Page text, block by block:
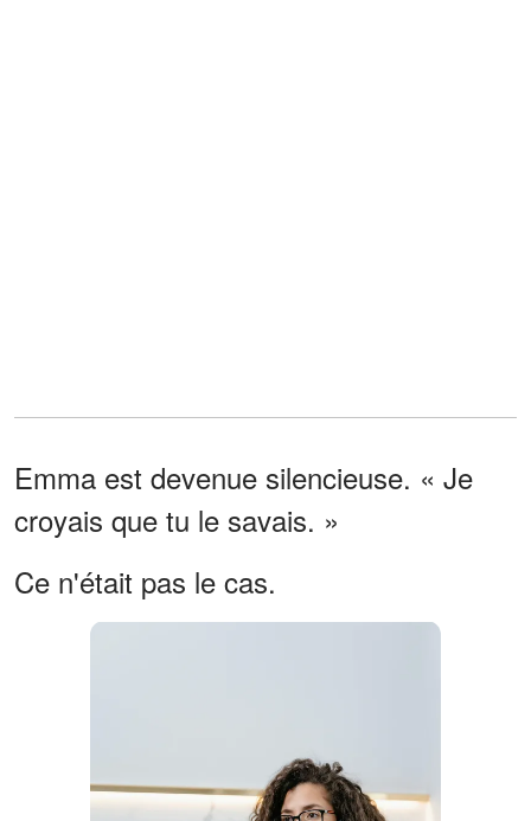
Emma est devenue silencieuse. « Je
croyais que tu le savais. »
Ce n'était pas le cas.